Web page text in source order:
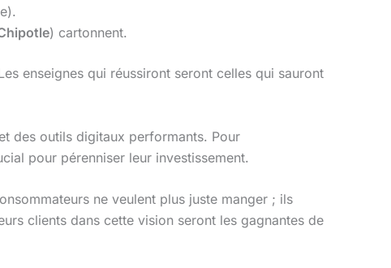
) cartonnent.
enseignes qui réussiront seront celles qui sauront
et des outils digitaux performants. Pour
pour pérenniser leur investissement.
ne veulent plus juste manger ; ils
clients dans cette vision seront les gagnantes de